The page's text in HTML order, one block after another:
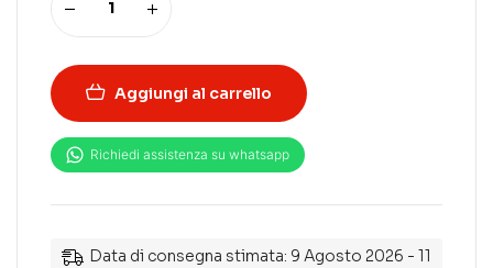
Aggiungi al carrello
Data di consegna stimata: 9 Agosto 2026 - 11